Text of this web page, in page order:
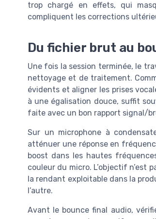
trop chargé en effets, qui
compliquent les corrections
Du fichier brut au
Une fois la session terminée, le
nettoyage et de traitement.
évidents et aligner les prises
à une égalisation douce, suffit
faite avec un bon rapport signal/
Sur un microphone à
atténuer une réponse en
boost dans les hautes
couleur du micro. L’objectif n’est
la rendant exploitable dans la
l’autre.
Avant le bounce final audio,